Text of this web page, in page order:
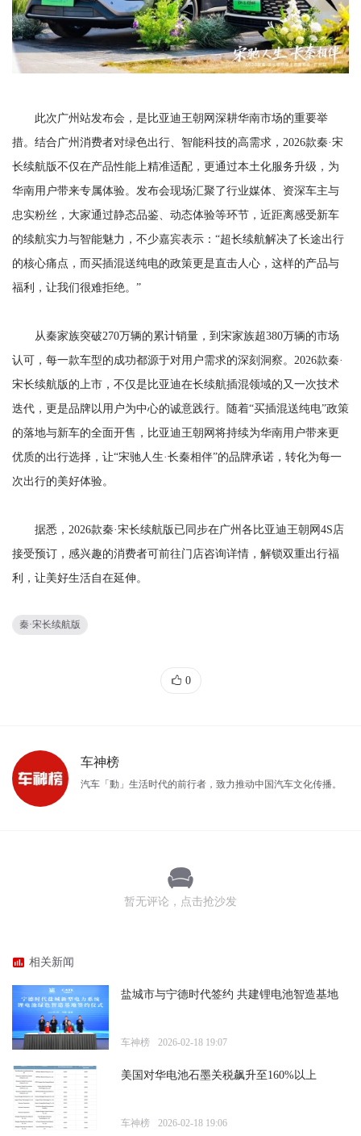
此次广州站发布会，是比亚迪王朝网深耕华南市场的重要举
措。结合广州消费者对绿色出行、智能科技的高需求，2026款秦·宋
长续航版不仅在产品性能上精准适配，更通过本土化服务升级，为
华南用户带来专属体验。发布会现场汇聚了行业媒体、资深车主与
忠实粉丝，大家通过静态品鉴、动态体验等环节，近距离感受新车
的续航实力与智能魅力，不少嘉宾表示：“超长续航解决了长途出行
的核心痛点，而买插混送纯电的政策更是直击人心，这样的产品与
福利，让我们很难拒绝。”
从秦家族突破270万辆的累计销量，到宋家族超380万辆的市场
认可，每一款车型的成功都源于对用户需求的深刻洞察。2026款秦·
宋长续航版的上市，不仅是比亚迪在长续航插混领域的又一次技术
迭代，更是品牌以用户为中心的诚意践行。随着“买插混送纯电”政策
的落地与新车的全面开售，比亚迪王朝网将持续为华南用户带来更
优质的出行选择，让“宋驰人生·长秦相伴”的品牌承诺，转化为每一
次出行的美好体验。
据悉，2026款秦·宋长续航版已同步在广州各比亚迪王朝网4S店
接受预订，感兴趣的消费者可前往门店咨询详情，解锁双重出行福
利，让美好生活自在延伸。
秦·宋长续航版
0
车神榜
汽车「動」生活时代的前行者，致力推动中国汽车文化传播。
暂无评论，点击抢沙发
相关新闻
盐城市与宁德时代签约 共建锂电池智造基地
车神榜 2026-02-18 19:07
美国对华电池石墨关税飙升至160%以上
车神榜 2026-02-18 19:06